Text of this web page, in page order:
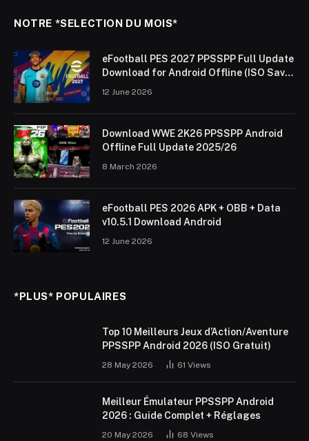
NOTRE *SELECTION DU MOIS*
eFootball PES 2027 PPSSPP Full Update
Download for Android Offline (ISO Save
12 June 2026
Download WWE 2K26 PPSSPP Android
Offline Full Update 2025/26
8 March 2026
eFootball PES 2026 APK + OBB + Data
v10.5.1 Download Android
12 June 2026
*PLUS* POPULAIRES
Top 10 Meilleurs Jeux d’Action/Aventure
PPSSPP Android 2026 (ISO Gratuit)
28 May 2026 61 Views
Meilleur Émulateur PPSSPP Android
2026 : Guide Complet + Réglages
20 May 2026 68 Views